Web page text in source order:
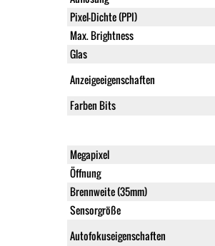
Pixel-Dichte (PPI)
Max. Brightness
Glas
Anzeigeeigenschaften
Farben Bits
Megapixel
Öffnung
Brennweite (35mm)
Sensorgröße
Autofokuseigenschaften